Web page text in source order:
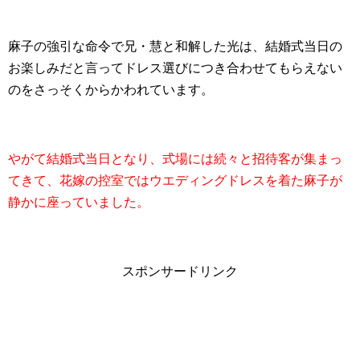
麻子の強引な命令で兄・慧と和解した光は、結婚式当日の
お楽しみだと言ってドレス選びにつき合わせてもらえない
のをさっそくからかわれています。
やがて結婚式当日となり、式場には続々と招待客が集まっ
てきて、花嫁の控室ではウエディングドレスを着た麻子が
静かに座っていました。
スポンサードリンク